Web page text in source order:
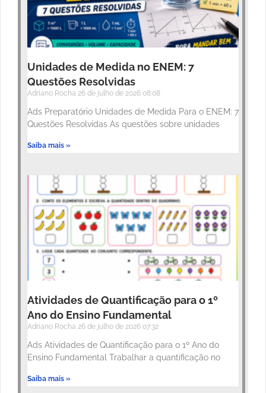
Unidades de Medida no ENEM: 7
Questões Resolvidas
Adriano Rocha 26 de julho de 2026 08:08
Ads Preparatório Unidades de Medida Para o ENEM: 7
Questões Resolvidas As questões sobre unidades
Saiba mais »
Atividades de Quantificação para o 1º
Ano do Ensino Fundamental
Adriano Rocha 26 de julho de 2026 07:32
Ads Atividades de Quantificação para o 1º Ano do
Ensino Fundamental Trabalhar a quantificação no
Saiba mais »